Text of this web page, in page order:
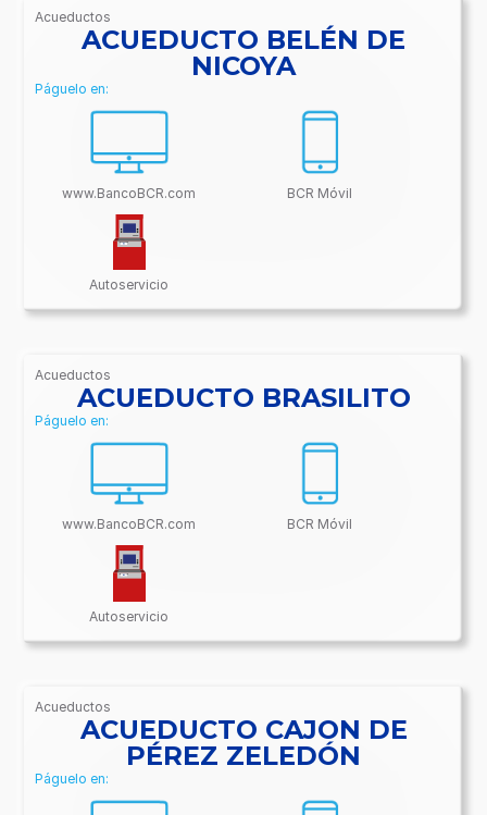
Acueductos
/BancoBCR-
Contenido/Conectividades/Acueductos
ACUEDUCTO BELÉN DE
NICOYA
Páguelo en:
www.BancoBCR.com BCR Móvil
Autoservicio
Acueductos
/BancoBCR-
Contenido/Conectividades/Acueductos
ACUEDUCTO BRASILITO
Páguelo en:
www.BancoBCR.com BCR Móvil
Autoservicio
Acueductos
/BancoBCR-
Contenido/Conectividades/Acueductos
ACUEDUCTO CAJON DE
PÉREZ ZELEDÓN
Páguelo en: